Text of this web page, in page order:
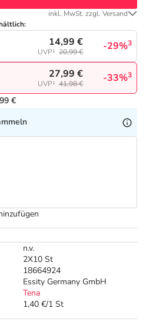
n.v.
2X10 St
18664924
Essity Germany GmbH
Tena
1,40 €/1 St
inkl. MwSt. zzgl. Versand
14,99 €
UVP¹ 20,99 € -29%3
27,99 €
UVP¹ 41,98 € -33%3
€